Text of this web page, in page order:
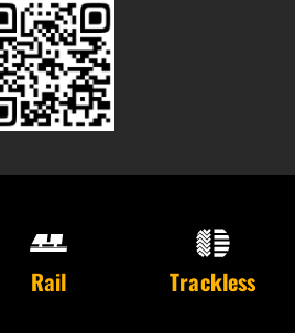
Rail Trackless